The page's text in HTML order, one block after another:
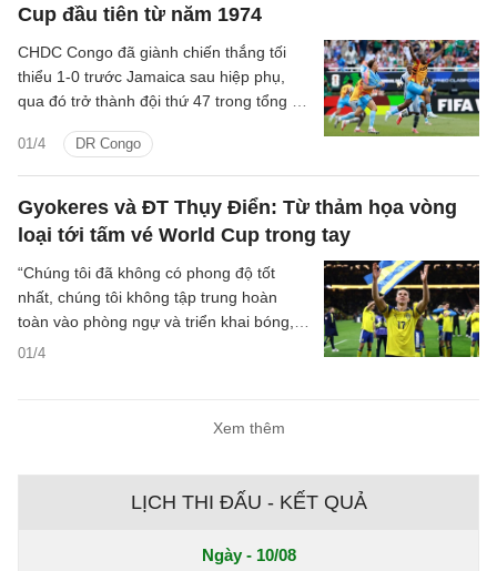
Cup đầu tiên từ năm 1974
01/4 DR Congo
CHDC Congo đã giành chiến thắng tối
thiểu 1-0 trước Jamaica sau hiệp phụ,
qua đó trở thành đội thứ 47 trong tổng số
Gyokeres và ĐT Thụy Điển: Từ thảm họa vòng
loại tới tấm vé World Cup trong tay
01/4
“Chúng tôi đã không có phong độ tốt
nhất, chúng tôi không tập trung hoàn
toàn vào phòng ngự và triển khai bóng,”
Viktor Gyokeres thốt lên hồi tháng 10 sau
Chúng tôi không xứng đáng có được điều
Xem thêm
LỊCH THI ĐẤU - KẾT QUẢ
Ngày - 10/08